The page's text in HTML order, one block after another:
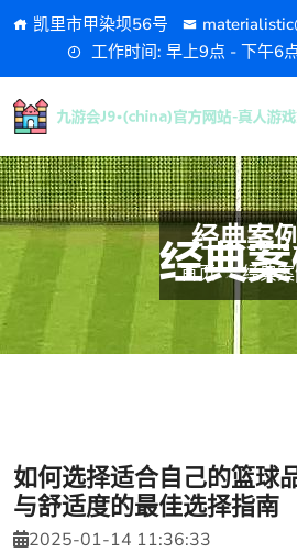
凯里市甲染坝56号
工作时间: 早上9点 - 下午6
经典案
首页 经典
如何选择适合自己的篮球
与舒适度的最佳选择指南
2025-01-14 11:36:33